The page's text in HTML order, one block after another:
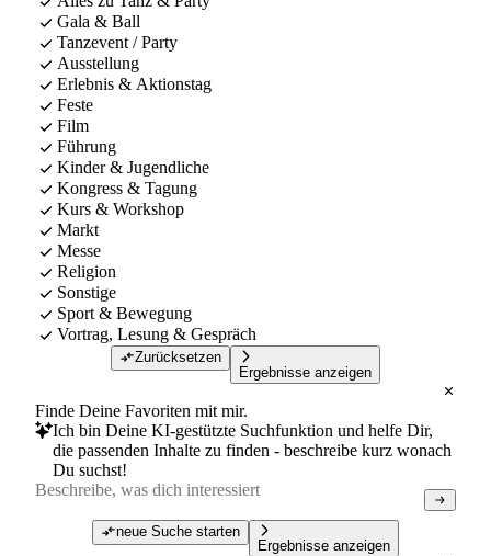
Gala & Ball
Tanzevent / Party
Ausstellung
Erlebnis & Aktionstag
Feste
Film
Führung
Kinder & Jugendliche
Kongress & Tagung
Kurs & Workshop
Markt
Messe
Religion
Sonstige
Sport & Bewegung
Vortrag, Lesung & Gespräch
Zurücksetzen
Ergebnisse anzeigen
Finde Deine Favoriten mit mir.
Ich bin Deine KI-gestützte Suchfunktion und helfe Dir,
die passenden Inhalte zu finden - beschreibe kurz wonach
Du suchst!
neue Suche starten
Ergebnisse anzeigen